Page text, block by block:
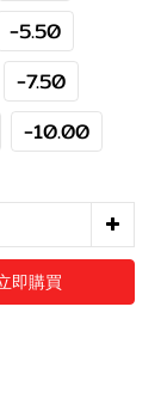
-5.50
-7.50
-10.00
即購買